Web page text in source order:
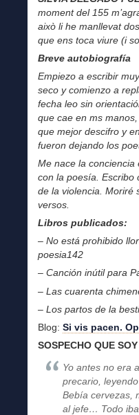
moment del 155
això li he manllevat
que ens toca viure (i
Breve autobiografía
Empiezo a escribir
seco y comienzo a
fecha leo sin
que cae en ms
que mejor descifro y
fueron dejando los
Me nace la conciencia
con la poesía. Escribo
de la violencia. Moriré
versos.
Libros publicados:
– No está prohibido
poesia142
– Canción inútil para
– Las cuarenta
– Los partos de la
Blog: Si vis pacen.
SOSPECHO QUE
Yo antes no era
precario, leyendo
Bebía cervezas,
al jefe… Todo